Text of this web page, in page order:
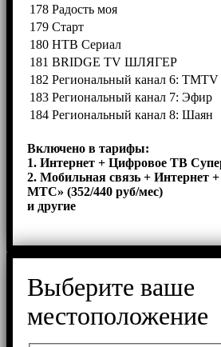
178 Радость моя
179 Старт
180 НТВ Сериал
181 BRIDGE TV ШЛЯГЕР
182 Региональный канал 6: TMTV
183 Региональный канал 7: Эфир
184 Региональный канал 8: Шаян
Включено в тарифы:
1. Интернет + Цифровое ТВ
2. Мобильная связь + Интернет
МТС» (352/440 руб/мес)
и другие
Выберите ваше
местоположение